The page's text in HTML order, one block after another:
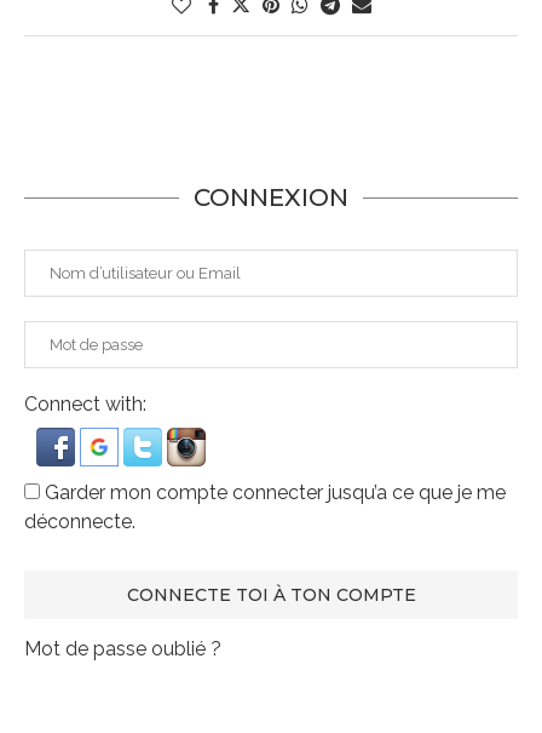
CONNEXION
Connect with:
Garder mon compte connecter jusqu’a ce que je me
déconnecte.
Mot de passe oublié ?